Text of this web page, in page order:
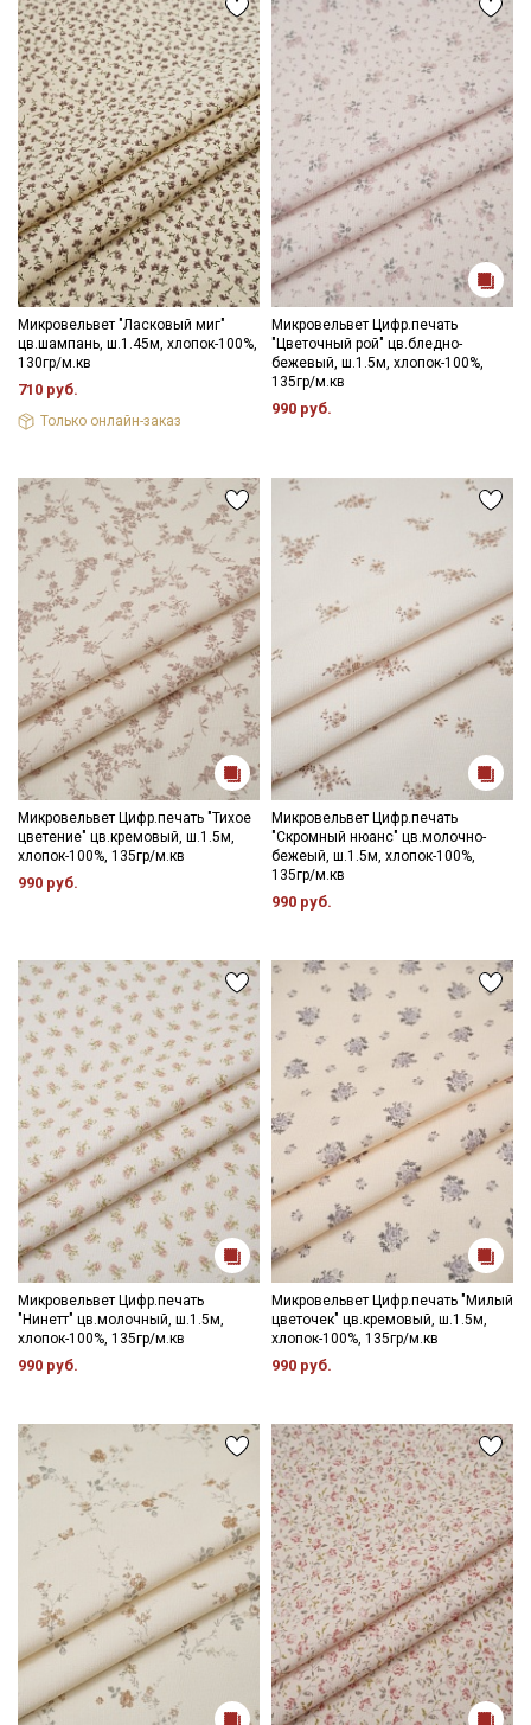
Уход:
- стирка до 30C в «деликатном режиме», отжим до 600
оборотов
- запрещены отбеливатели
- сушить в подвешенном хорошо расправленном состоянии,
не пересушивать
- гладить с осторожностью только изнаночной стороны.
Цветопередача (тон) может отличаться от оригинального
цвета ткани в зависимости от настроек вашего монитора и в
зависимости от партии.
Микровельвет "Ласковый миг"
цв.шампань, ш.1.45м, хлопок-100%,
130гр/м.кв
710 руб.
Только онлайн-заказ
Микровельвет Цифр.печать
"Цветочный рой" цв.бледно-
бежевый, ш.1.5м, хлопок-100%,
135гр/м.кв
990 руб.
Микровельвет Цифр.печать "Тихое
цветение" цв.кремовый, ш.1.5м,
хлопок-100%, 135гр/м.кв
990 руб.
Микровельвет Цифр.печать
"Скромный нюанс" цв.молочно-
бежеый, ш.1.5м, хлопок-100%,
135гр/м.кв
990 руб.
Микровельвет Цифр.печать
"Нинетт" цв.молочный, ш.1.5м,
хлопок-100%, 135гр/м.кв
990 руб.
Микровельвет Цифр.печать "Милый
цветочек" цв.кремовый, ш.1.5м,
хлопок-100%, 135гр/м.кв
990 руб.
Секретная рассылка от Купава
Мы публикуем здесь дополнительные
промокоды и скидки до 30% на узкие
категории тканей
Электронная почта
Подписаться
Ознакомлен(а) с Политикой обработки персональных
данныхи даюСогласие на обработку персональных
данных
ДаюСогласие на получение рекламных и
информационных рассылок